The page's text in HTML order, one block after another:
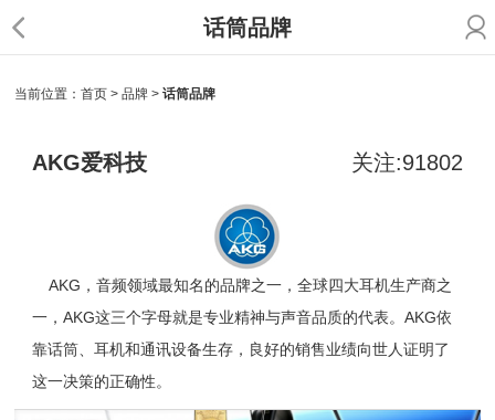
话筒品牌
当前位置：首页 >品牌 >话筒品牌
AKG爱科技 关注:91802
AKG ，音频领域最知名的品牌之一，全球四大耳机生产商之
一，AKG这三个字母就是专业精神与声音品质的代表。AKG依
靠话筒、耳机和通讯设备生存，良好的销售业绩向世人证明了
这一决策的正确性。